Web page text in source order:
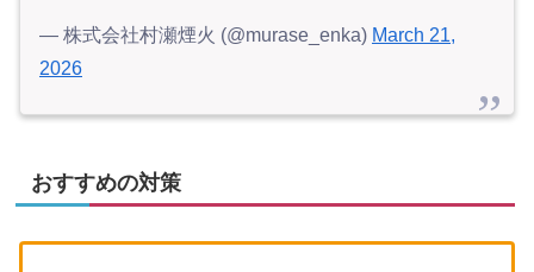
— 株式会社村瀬煙火 (@murase_enka) March 21,
2026
おすすめの対策